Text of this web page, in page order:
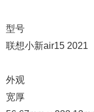
型号
联想小新air15 2021
外观
宽厚